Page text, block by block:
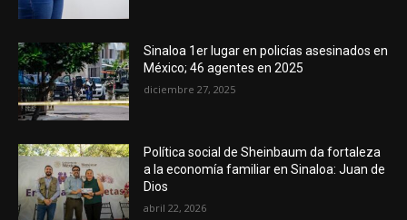
Sinaloa 1er lugar en policías asesinados en
México; 46 agentes en 2025
diciembre 27, 2025
Política social de Sheinbaum da fortaleza
a la economía familiar en Sinaloa: Juan de
Dios
abril 22, 2026